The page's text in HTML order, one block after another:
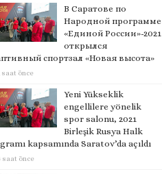
В Саратове по
Народной программе
«Единой России»-2021
открылся
спортзал «Новая высота»
saat önce
Yeni Yükseklik
engellilere yönelik
spor salonu, 2021
Birleşik Rusya Halk
kapsamında Saratov’da açıldı
saat önce